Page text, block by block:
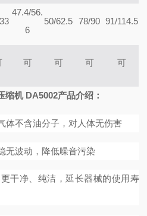
47.4/56.
6
50/62.5 78/90 91/114.5
可 可 可 可
缩机DA5002产品介绍：
体不含油分子，对人体无伤害
无波动，降低噪音污染
干净、纯洁，延长器械的使用寿